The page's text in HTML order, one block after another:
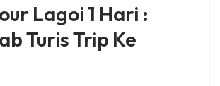
Lagoi 1 Hari :
Turis Trip Ke